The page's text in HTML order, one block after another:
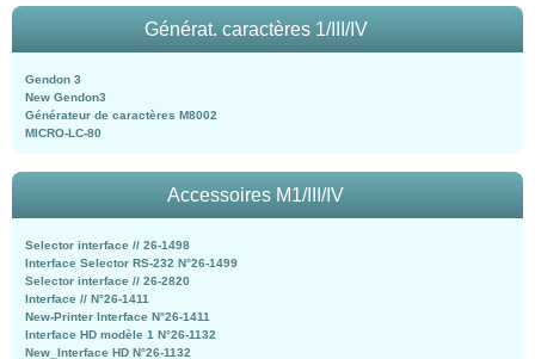
Générat. caractères 1/III/IV
Gendon 3
New Gendon3
Générateur de caractères M8002
MICRO-LC-80
Accessoires M1/III/IV
Selector interface // 26-1498
Interface Selector RS-232 N°26-1499
Selector interface // 26-2820
Interface // N°26-1411
New-Printer Interface N°26-1411
Interface HD modèle 1 N°26-1132
New_Interface HD N°26-1132